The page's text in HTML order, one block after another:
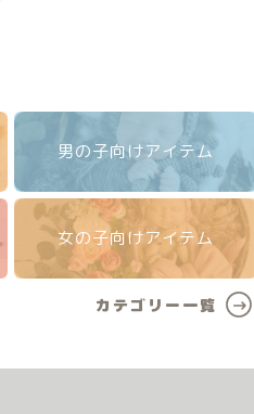
男の子向けアイテム
女の子向けアイテム
カテゴリー一覧